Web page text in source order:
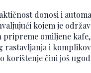
donosi i
kojem je
pripreme omiljene
rastavljanja i
korištenje čini još